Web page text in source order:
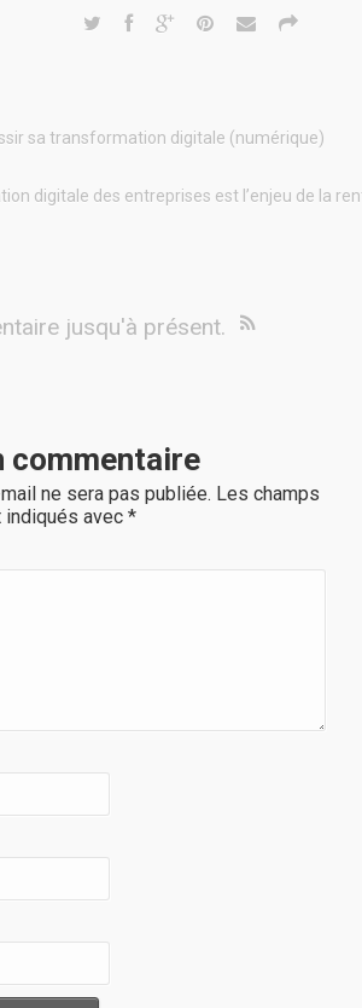
sa transformation digitale (numérique)
digitale des entreprises est l’enjeu de la
jusqu'à présent.
commentaire
ne sera pas publiée. Les champs
avec *